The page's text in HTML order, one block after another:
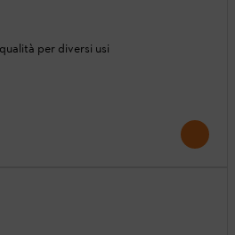
per diversi usi